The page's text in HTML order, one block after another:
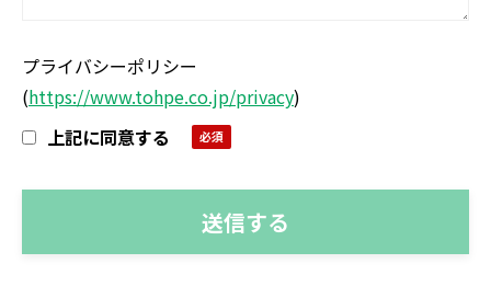
プライバシーポリシー
(https://www.tohpe.co.jp/privacy)
上記に同意する